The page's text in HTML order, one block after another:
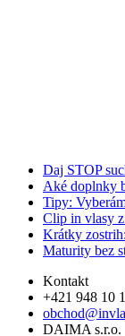
Daj STOP
Aké doplnky
Tipy:
Clip in vlasy
Krátky
Maturity bez
Kontakt
+421 948 10
DAIMA s.r.o.